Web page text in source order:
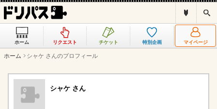
リ
ス
と
索
ホーム リクエスト チケット 特別企画 マイページ
ホーム シャケ さんのプロフィール
シャケ さん